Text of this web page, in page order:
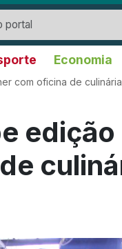
Economia
com oficina de culinária
edição